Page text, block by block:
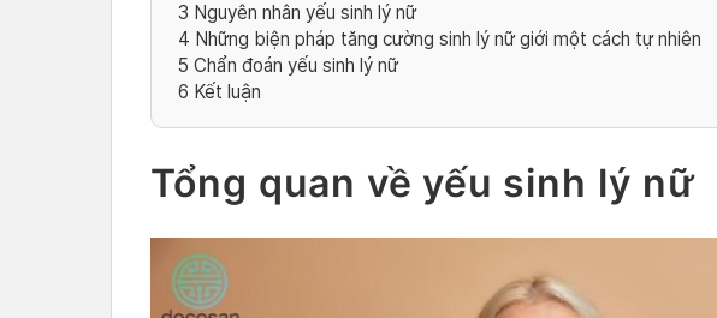
3 Nguyên nhân yếu sinh lý nữ
4 Những biện pháp tăng cường sinh lý nữ giới một cách tự nhiên
5 Chẩn đoán yếu sinh lý nữ
6 Kết luận
Tổng quan về yếu sinh lý nữ